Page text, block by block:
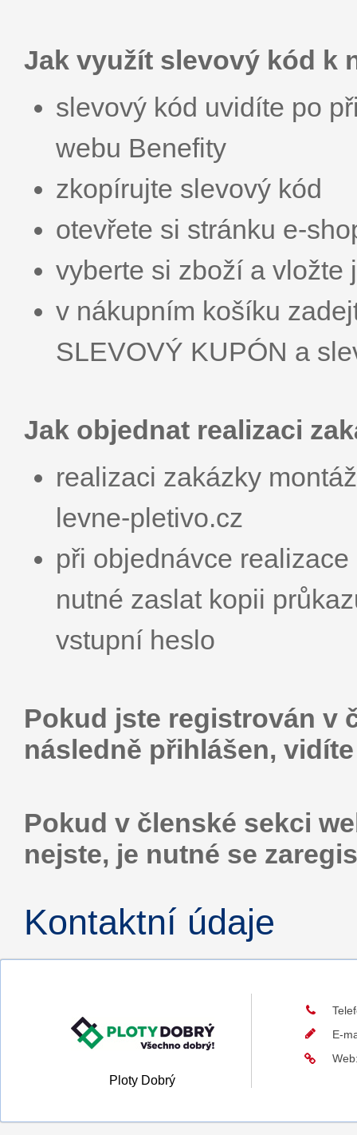
Jak využít slevový kód k
slevový kód uvidíte po
webu Benefity
zkopírujte slevový kód
otevřete si stránku e-
vyberte si zboží a vložte
v nákupním košíku
SLEVOVÝ KUPÓN a
Jak objednat realizaci
realizaci zakázky
levne-pletivo.cz
při objednávce
nutné zaslat kopii
vstupní heslo
Pokud jste registrován v
následně přihlášen,
Pokud v členské sekci
nejste, je nutné se
Kontaktní údaje
Ploty Dobrý
E-